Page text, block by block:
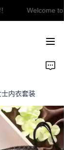
Welcome
to our
装
士内衣套装